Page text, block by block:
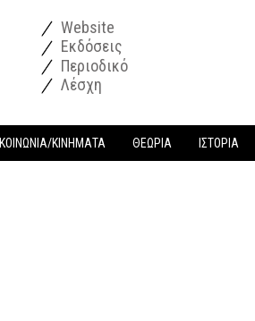
Website
Εκδόσεις
Περιοδικό
Λέσχη
ΚΟΙΝΩΝΙΑ/ΚΙΝΗΜΑΤΑ ΘΕΩΡΙΑ ΙΣΤΟΡΙΑ